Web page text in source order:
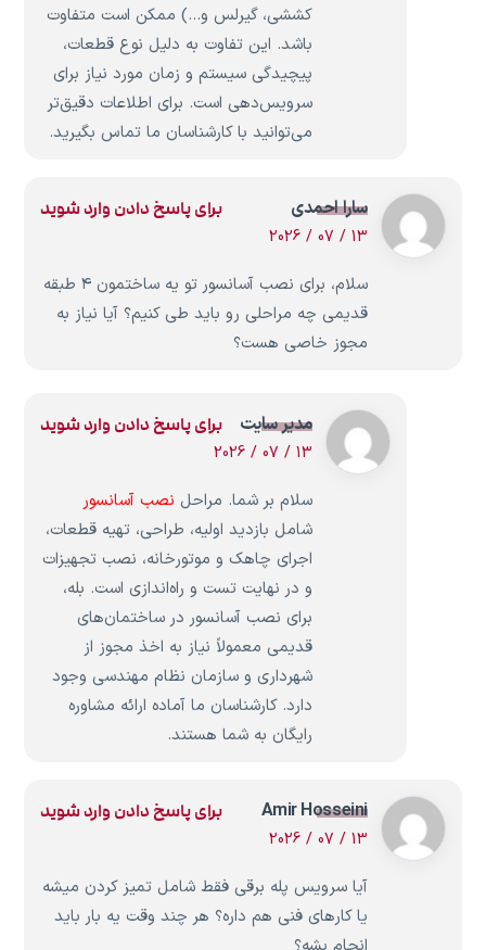
کششی، گیرلس و…) ممکن است متفاوت
باشد. این تفاوت به دلیل نوع قطعات،
پیچیدگی سیستم و زمان مورد نیاز برای
سرویس‌دهی است. برای اطلاعات دقیق‌تر
می‌توانید با کارشناسان ما تماس بگیرید.
سارا احمدی
13 / 07 / 2026
سلام، برای نصب آسانسور تو یه ساختمون ۴ طبقه
قدیمی چه مراحلی رو باید طی کنیم؟ آیا نیاز به
مجوز خاصی هست؟
برای پاسخ دادن وارد شوید
مدیر سایت
13 / 07 / 2026
سلام بر شما. مراحل نصب آسانسور
شامل بازدید اولیه، طراحی، تهیه قطعات،
اجرای چاهک و موتورخانه، نصب تجهیزات
و در نهایت تست و راه‌اندازی است. بله،
برای نصب آسانسور در ساختمان‌های
قدیمی معمولاً نیاز به اخذ مجوز از
شهرداری و سازمان نظام مهندسی وجود
دارد. کارشناسان ما آماده ارائه مشاوره
رایگان به شما هستند.
برای پاسخ دادن وارد شوید
Amir Hosseini
13 / 07 / 2026
آیا سرویس پله برقی فقط شامل تمیز کردن میشه
یا کارهای فنی هم داره؟ هر چند وقت یه بار باید
برای پاسخ دادن وارد شوید